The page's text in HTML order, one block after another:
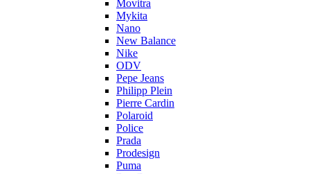
Movitra
Mykita
Nano
New Balance
Nike
ODV
Pepe Jeans
Philipp Plein
Pierre Cardin
Polaroid
Police
Prada
Prodesign
Puma